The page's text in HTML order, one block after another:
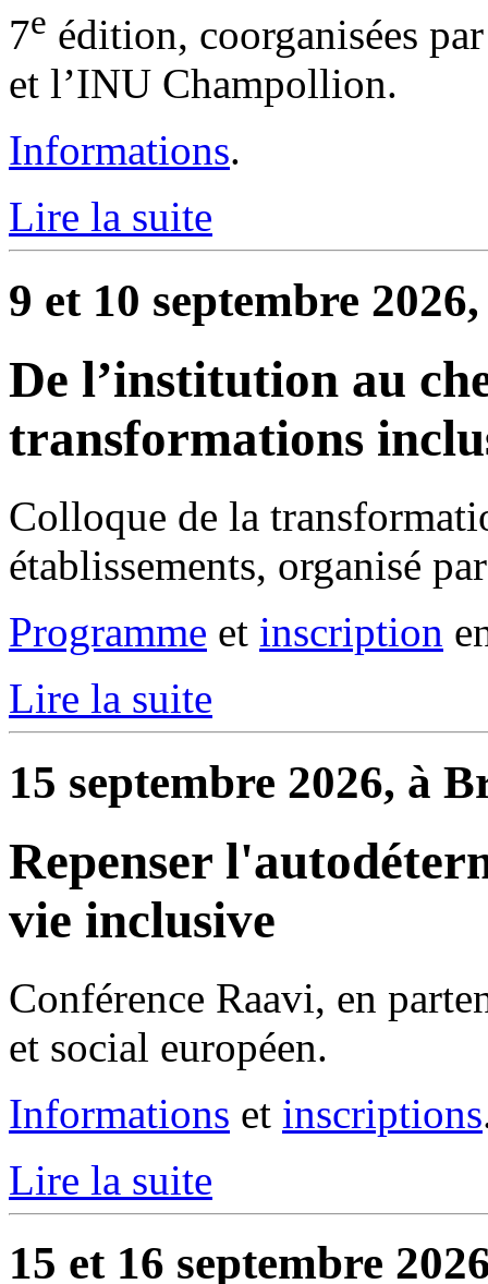
7e édition, coorganisées
et l’INU Champollion.
Informations.
Lire la suite
9 et 10 septembre
De l’institution au
transformations
Colloque de la
établissements, organisé
Programme et inscription
Lire la suite
15 septembre 2026, à
Repenser
vie inclusive
Conférence Raavi, en
et social européen.
Informations et inscriptions
Lire la suite
15 et 16 septembre